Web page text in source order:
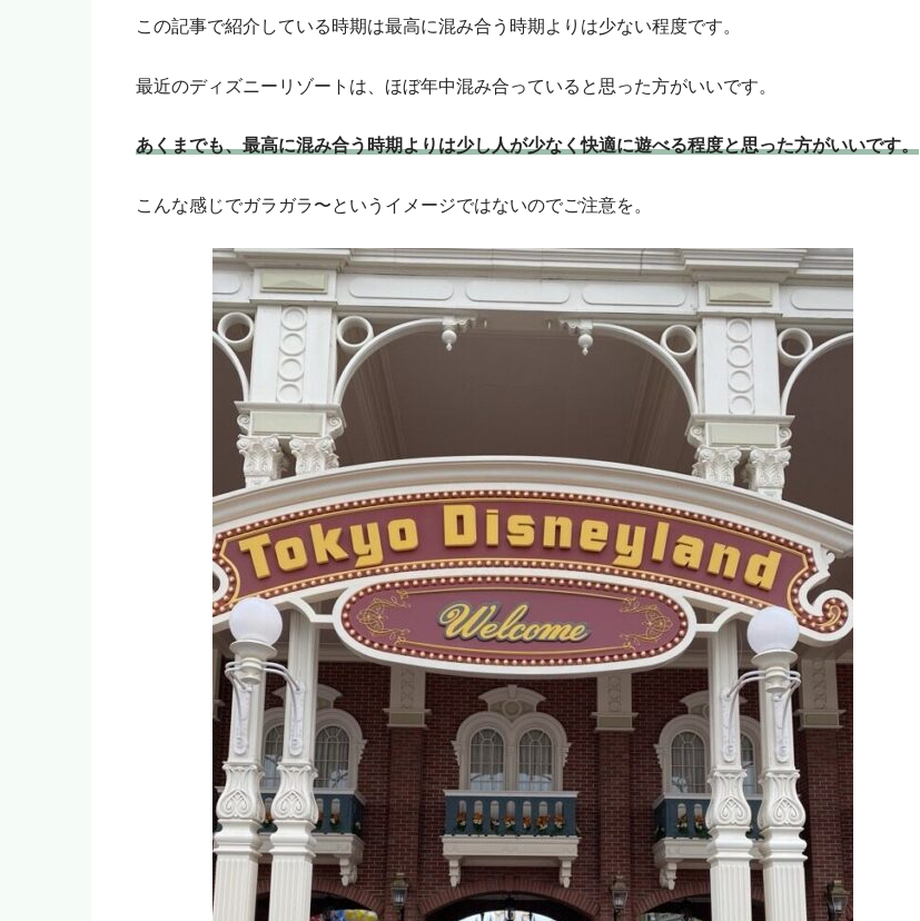
この記事で紹介している時期は最高に混み合う時期よりは少ない程度です。
最近のディズニーリゾートは、ほぼ年中混み合っていると思った方がいいです。
あくまでも、最高に混み合う時期よりは少し人が少なく快適に遊べる程度と思った方がいいです。
こんな感じでガラガラ〜というイメージではないのでご注意を。